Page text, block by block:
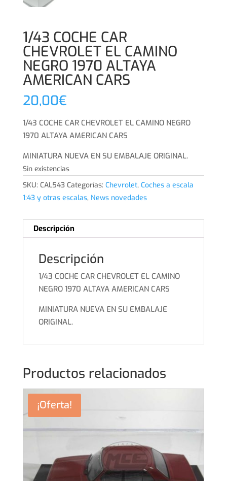
1/43 COCHE CAR
CHEVROLET EL CAMINO
NEGRO 1970 ALTAYA
AMERICAN CARS
20,00€
1/43 COCHE CAR CHEVROLET EL CAMINO NEGRO
1970 ALTAYA AMERICAN CARS
MINIATURA NUEVA EN SU EMBALAJE ORIGINAL.
Sin existencias
SKU: CAL543 Categorías: Chevrolet, Coches a escala
1:43 y otras escalas, News novedades
Descripción
Descripción
1/43 COCHE CAR CHEVROLET EL CAMINO
NEGRO 1970 ALTAYA AMERICAN CARS
MINIATURA NUEVA EN SU EMBALAJE
ORIGINAL.
Productos relacionados
¡Oferta!